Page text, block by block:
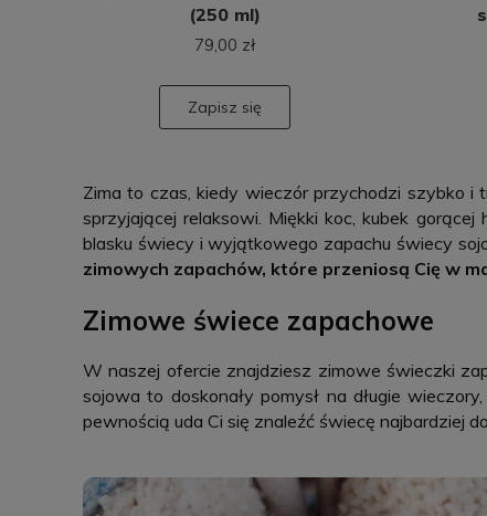
(250 ml)
79,00 zł
Zapisz się
Zima to czas, kiedy wieczór przychodzi szybko i
sprzyjającej relaksowi. Miękki koc, kubek
blasku świecy i wyjątkowego zapachu świecy
zimowych zapachów, które przeniosą Cię w
Zimowe świece zapachowe
W naszej ofercie znajdziesz zimowe świeczki
sojowa to doskonały pomysł na długie
pewnością uda Ci się znaleźć świecę najbardziej